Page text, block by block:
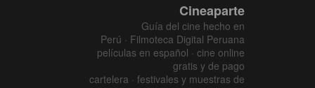
Cineaparte
Guía del cine hecho en
Perú · Filmoteca Digital Peruana
películas en español · cine online
gratis y de pago
cartelera · festivales y muestras de